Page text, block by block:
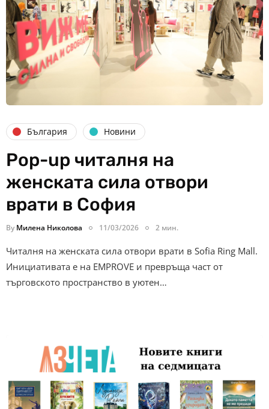
България Новини
Pop-up читалня на
женската сила отвори
врати в София
By Милена Николова 11/03/2026 2 мин.
Читалня на женската сила отвори врати в Sofia Ring Mall.
Инициативата е на EMPROVE и превръща част от
търговското пространство в уютен…